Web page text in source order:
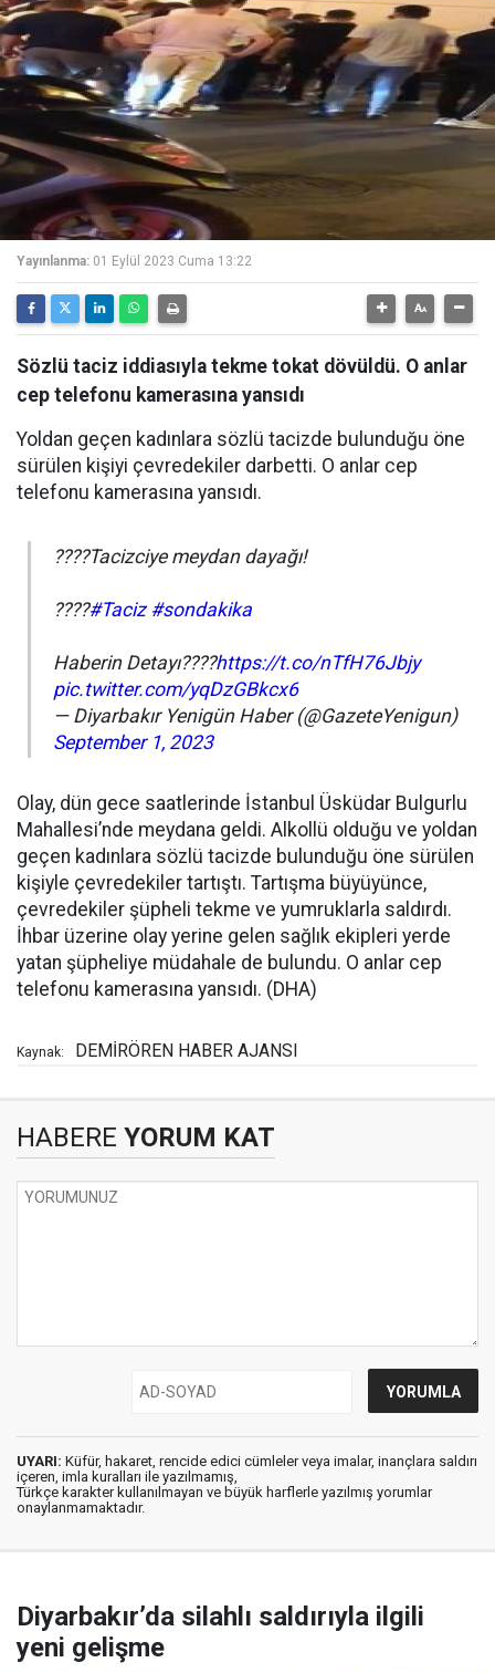
Yayınlanma: 01 Eylül 2023 Cuma 13:22
Sözlü taciz iddiasıyla tekme tokat dövüldü. O anlar
cep telefonu kamerasına yansıdı
Yoldan geçen kadınlara sözlü tacizde bulunduğu öne
sürülen kişiyi çevredekiler darbetti. O anlar cep
telefonu kamerasına yansıdı.
????Tacizciye meydan dayağı!
????#Taciz #sondakika
Haberin Detayı????https://t.co/nTfH76Jbjy
pic.twitter.com/yqDzGBkcx6
— Diyarbakır Yenigün Haber (@GazeteYenigun)
September 1, 2023
Olay, dün gece saatlerinde İstanbul Üsküdar Bulgurlu
Mahallesi’nde meydana geldi. Alkollü olduğu ve yoldan
geçen kadınlara sözlü tacizde bulunduğu öne sürülen
kişiyle çevredekiler tartıştı. Tartışma büyüyünce,
çevredekiler şüpheli tekme ve yumruklarla saldırdı.
İhbar üzerine olay yerine gelen sağlık ekipleri yerde
yatan şüpheliye müdahale de bulundu. O anlar cep
telefonu kamerasına yansıdı. (DHA)
Kaynak: DEMİRÖREN HABER AJANSI
HABERE YORUM KAT
UYARI: Küfür, hakaret, rencide edici cümleler veya imalar, inançlara saldırı
içeren, imla kuralları ile yazılmamış,
Türkçe karakter kullanılmayan ve büyük harflerle yazılmış yorumlar
onaylanmamaktadır.
Diyarbakır’da silahlı saldırıyla ilgili
yeni gelişme